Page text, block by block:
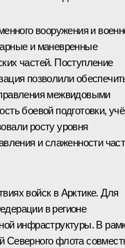
вооружения и
и маневренные
частей. Поступление
позволили
межвидовыми
боевой подготовки,
росту уровня
и слаженности
войск в Арктике. Для
в регионе
инфраструктуры. В
Северного флота